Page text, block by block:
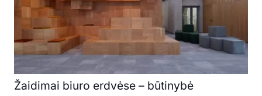
Žaidimai biuro erdvėse – būtinybė